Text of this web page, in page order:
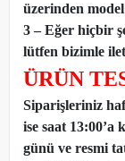
üzerinden
3 – Eğer hiçbir
lütfen bizimle
ÜRÜN
Siparişleriniz
ise saat
günü ve resmi